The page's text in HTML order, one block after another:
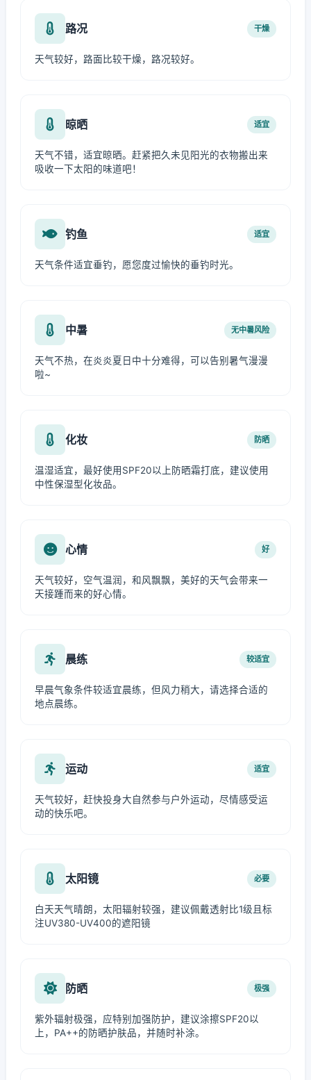
路况 干燥
天气较好，路面比较干燥，路况较好。
晾晒 适宜
天气不错，适宜晾晒。赶紧把久未见阳光的衣物搬出来
吸收一下太阳的味道吧！
钓鱼 适宜
天气条件适宜垂钓，愿您度过愉快的垂钓时光。
中暑 无中暑风险
天气不热，在炎炎夏日中十分难得，可以告别暑气漫漫
啦~
化妆 防晒
温湿适宜，最好使用SPF20以上防晒霜打底，建议使用
中性保湿型化妆品。
心情 好
天气较好，空气温润，和风飘飘，美好的天气会带来一
天接踵而来的好心情。
晨练 较适宜
早晨气象条件较适宜晨练，但风力稍大，请选择合适的
地点晨练。
运动 适宜
天气较好，赶快投身大自然参与户外运动，尽情感受运
动的快乐吧。
太阳镜 必要
白天天气晴朗，太阳辐射较强，建议佩戴透射比1级且标
注UV380-UV400的遮阳镜
防晒 极强
紫外辐射极强，应特别加强防护，建议涂擦SPF20以
上，PA++的防晒护肤品，并随时补涂。